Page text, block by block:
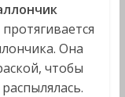
Она
чтобы